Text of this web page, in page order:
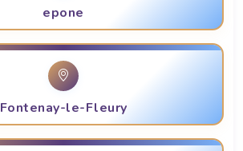
epone
Fontenay-le-Fleury